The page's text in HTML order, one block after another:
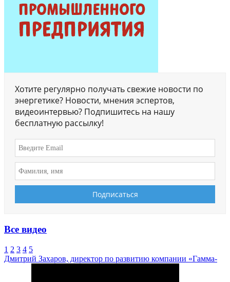
Хотите регулярно получать свежие новости по
энергетике? Новости, мнения эспертов,
видеоинтервью? Подпишитесь на нашу
бесплатную рассылку!
Все видео
1 2 3 4 5
Дмитрий Захаров, директор по развитию компании «Гамма-